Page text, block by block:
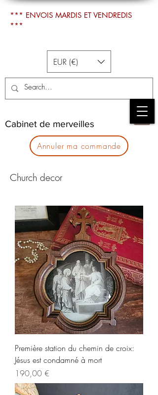
Cabinet de merveilles
*** ENVOIS MARDIS ET VENDREDIS
***
EUR (€)
Annuler ma commande
Church decor
Première station du chemin de croix:
Jésus est condamné à mort
Prix
190,00 €